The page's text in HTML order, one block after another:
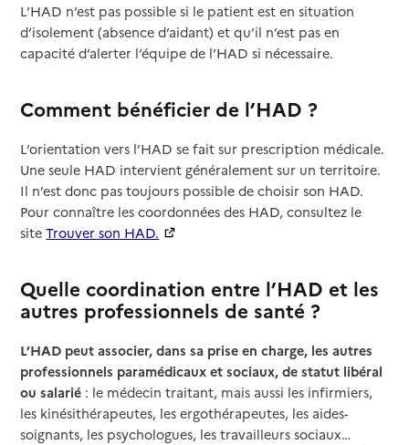
L’HAD n’est pas possible si le patient est en situation
d’isolement (absence d’aidant) et qu’il n’est pas en
capacité d’alerter l’équipe de l’HAD si nécessaire.
Comment bénéficier de l’HAD ?
L’orientation vers l’HAD se fait sur prescription médicale.
Une seule HAD intervient généralement sur un territoire.
Il n’est donc pas toujours possible de choisir son HAD.
Pour connaître les coordonnées des HAD, consultez le
siteTrouver son HAD.
Quelle coordination entre l’HAD et les
autres professionnels de santé ?
L’HAD peut associer, dans sa prise en charge, les autres
professionnels paramédicaux et sociaux, de statut libéral
ou salarié : le médecin traitant, mais aussi les infirmiers,
les kinésithérapeutes, les ergothérapeutes, les aides-
soignants, les psychologues, les travailleurs sociaux…